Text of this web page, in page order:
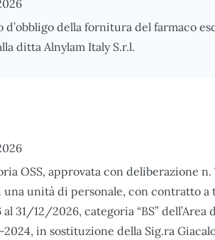
della fornitura del farmaco
ditta Alnylam Italy S.r.l.
OSS, approvata con deliberazione
unità di personale, con contratto a
31/12/2026, categoria “BS” dell’Area
in sostituzione della Sig.ra